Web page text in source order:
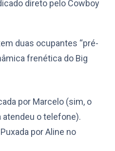
direto pelo Cowboy
duas ocupantes “pré-
frenética do Big
por Marcelo (sim, o
o telefone).
Puxada por Aline no